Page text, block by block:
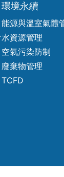
環境永續
能源與溫室氣體
水資源管理
空氣污染防制
廢棄物管理
TCFD